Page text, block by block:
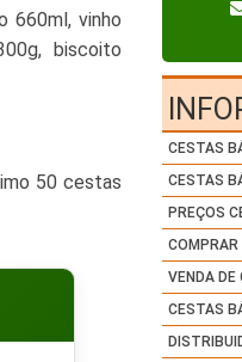
660ml, vinho
biscoito
50 cestas
CESTAS
CESTAS
PREÇOS
VENDA DE
CESTAS